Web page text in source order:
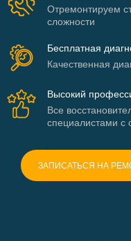
Отремонтируем
сложности
Бесплатная
Качественная
Высокий
Все
специалистами с
ЗАПИСАТЬСЯ НА